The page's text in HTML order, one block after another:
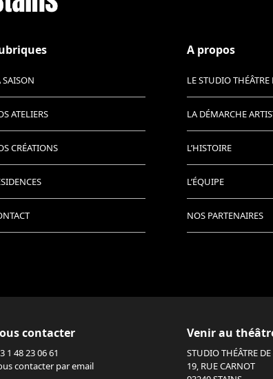
SAISON
ATELIERS
CRÉATIONS
A propos
LE STUDIO THÉÂTRE
LA DÉMARCHE
L’HISTOIRE
L’ÉQUIPE
NOS PARTENAIRES
contacter
1 48 23 06 61
contacter par email
Venir au
STUDIO THÉÂTRE
19, RUE CARNOT